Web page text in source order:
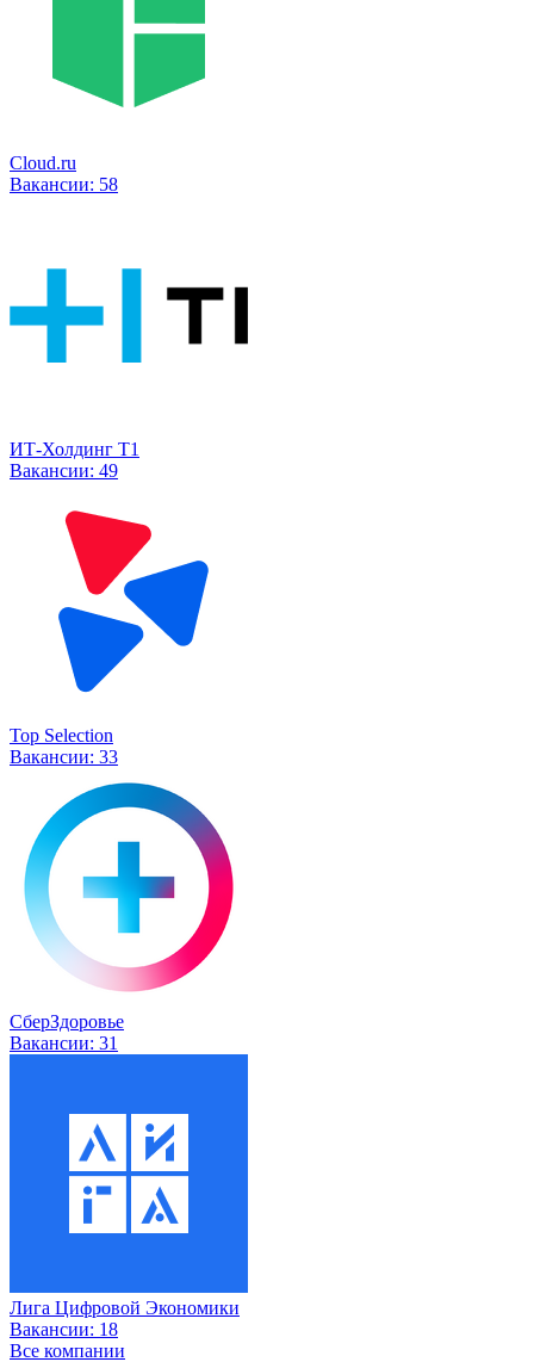
Cloud.ru
Вакансии: 58
ИТ-Холдинг Т1
Вакансии: 49
Top Selection
Вакансии: 33
СберЗдоровье
Вакансии: 31
Лига Цифровой Экономики
Вакансии: 18
Все компании